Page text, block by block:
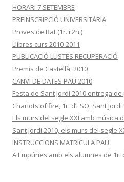
HORARI 7 SETEMBRE
PREINSCRIPCIÓ UNIVERSITÀRIA
Proves de Bat (1r. i 2n.)
Llibres curs 2010-2011
PUBLICACIÓ LLISTES RECUPERACIÓ
Premis de Castellà, 2010
CANVI DE DATES PAU 2010
Festa de Sant Jordi 2010 entrega
Chariots of fire, 1r. d’ESO, Sant Jordi
Els murs del segle XXI amb música
Sant Jordi 2010, els murs del segle
INSTRUCCIONS MATRÍCULA PAU
A Empúries amb els alumnes de 1r.